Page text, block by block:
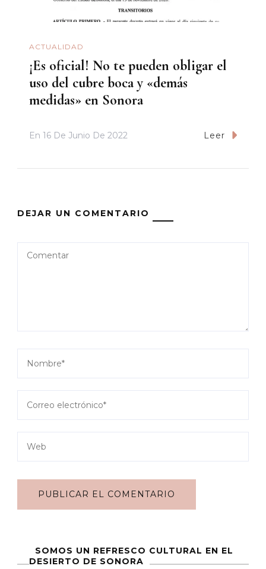
ACTUALIDAD
¡Es oficial! No te pueden obligar el
uso del cubre boca y «demás
medidas» en Sonora
En 16 De Junio De 2022 Leer
DEJAR UN COMENTARIO
SOMOS UN REFRESCO CULTURAL EN EL
DESIERTO DE SONORA